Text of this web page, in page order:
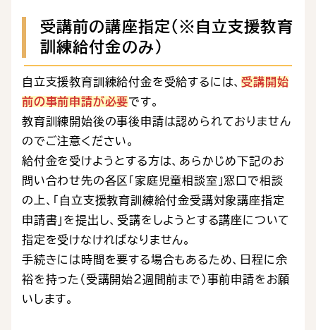
受講前の講座指定（※自立支援教育
訓練給付金のみ）
自立支援教育訓練給付金を受給するには、受講開始
前の事前申請が必要です。
教育訓練開始後の事後申請は認められておりません
のでご注意ください。
給付金を受けようとする方は、あらかじめ下記のお
問い合わせ先の各区「家庭児童相談室」窓口で相談
の上、「自立支援教育訓練給付金受講対象講座指定
申請書」を提出し、受講をしようとする講座について
指定を受けなければなりません。
手続きには時間を要する場合もあるため、日程に余
裕を持った（受講開始２週間前まで）事前申請をお願
いします。